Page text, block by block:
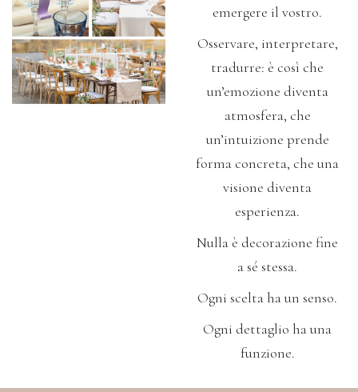
emergere il vostro.
Osservare, interpretare,
tradurre: è così che
un’emozione diventa
atmosfera, che
un’intuizione prende
forma concreta, che una
visione diventa
esperienza.
Nulla è decorazione fine
a sé stessa.
Ogni scelta ha un senso.
Ogni dettaglio ha una
funzione.